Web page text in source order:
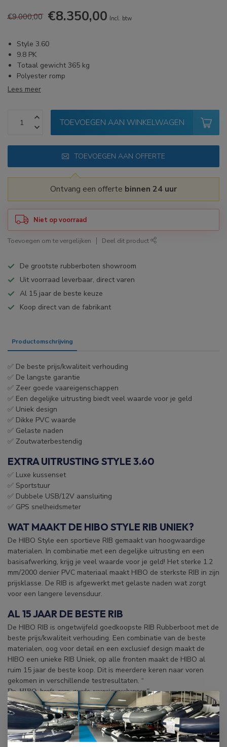
€9.000,00 €8.350,00 Incl. btw
Style 3.60
9.8 PK
Totaal gewicht 365 kg
Polyester romp
Lees meer
TOEVOEGEN AAN WINKELWAGEN
TOEVOEGEN AAN OFFERTE
Ontvang een offerte binnen 24 uur
Niet op voorraad
Toevoegen om te vergelijken Deel dit product
De grootste rubberboten showroom
Uit voorraad leverbaar, direct varen
Al 15 jaar de beste keuze
Koop direct van de fabrikant
Productomschrijving
✅ De beste prijs/kwaliteit verhouding
✅ De langste garantie
✅ Zeer goede vaareigenschappen
✅ Een degelijke uitrusting biedt veel waarde voor je geld
✅ Uniek design
✅ Dikke PVC waarde
✅ Gelaste naden
✅ Zoutwaterbestendig
EXTRA UITRUSTING STYLE 3.60
✅ Luxe kussenset
✅ Sportstuur
✅ Dubbele USB/12V aansluiting
✅ GPS snelheidsmeter
WAT MAAKT DE HIBO STYLE RIB UNIEK?
De HIBO Style een sportieve RIB gemaakt van hoogwaardige
materialen. In combinatie met een degelijke uitrusting en een
basisafwerking, krijg je veel waarde voor je geld! Het sterke 1.2
mm/2000 denier PVC materiaal maakt HIBO de sterkste RIB in zijn
prijsklasse. De RIB is afgewerkt met gelaste naden wat zorgt
voor een langere levensduur.
AL 15 JAAR DE BESTE RIB
De HIBO RIB is ongetwijfeld goedkoopste RIB Rubberboot met de
beste prijs/kwaliteit verhouding. Een combinatie van de beste
materialen, oog voor detail en een exclusief design maakt de
HIBO een unieke RIB Uniek, op alle fronten maakt de HIBO al
ruim 15 jaar de beste koop. Dit is meerdere keren naar voren
gekomen in verschillende testresultaten. “
De HIBO heeft zeer goede vaareigenschappen”.
SNEL LEVERBAAR
De HIBO Style 3.60 staat in onze showroom voor u klaar. Deze
RIB is al volledig afgebouwd waardoor een snelle levering